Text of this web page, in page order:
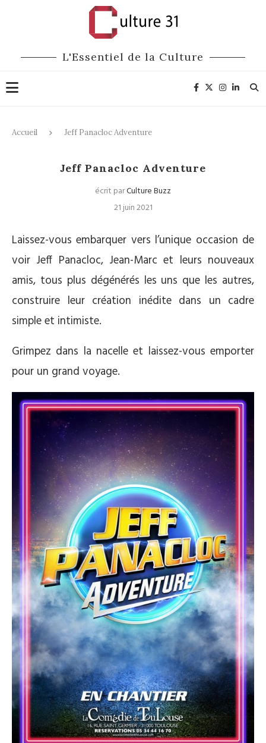
L'Essentiel de la Culture
Accueil Jeff Panacloc Adventure
Jeff Panacloc Adventure
écrit parCulture Buzz
21 juin 2021
Laissez-vous embarquer vers l’unique occasion de
voir Jeff Panacloc, Jean-Marc et leurs nouveaux
amis, tous plus dégénérés les uns que les autres,
construire leur création inédite dans un cadre
simple et intimiste.
Grimpez dans la nacelle et laissez-vous emporter
pour un grand voyage.